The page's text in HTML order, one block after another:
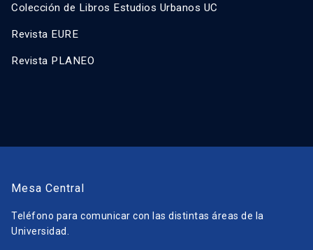
Colección de Libros Estudios Urbanos UC
Revista EURE
Revista PLANEO
Mesa Central
Teléfono para comunicar con las distintas áreas de la
Universidad.